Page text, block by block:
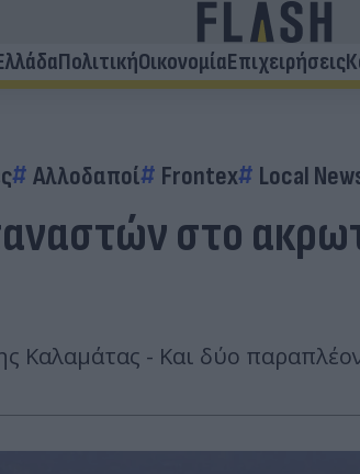
ΠολιτικήΟικονομίαΕπιχειρήσεις
Αλλοδαποί Frontex Local
στο
Καλαμάτας - Και δύο